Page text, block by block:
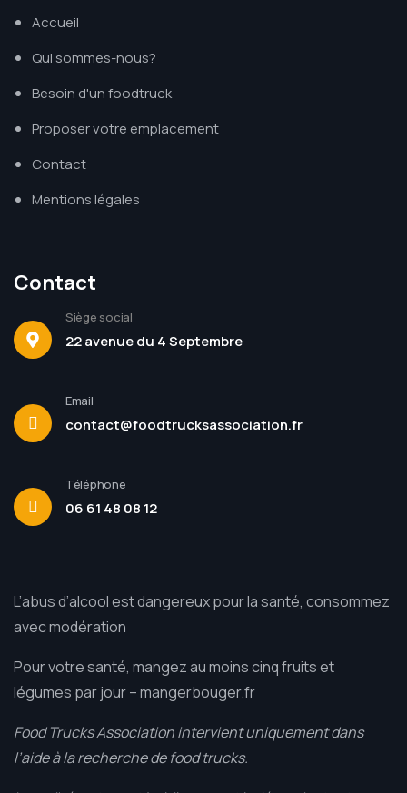
Accueil
Qui sommes-nous?
Besoin d'un foodtruck
Proposer votre emplacement
Contact
Mentions légales
Contact
Siège social
22 avenue du 4 Septembre
Email
contact@foodtrucksassociation.fr
Téléphone
06 61 48 08 12
L’abus d’alcool est dangereux pour la santé, consommez
avec modération
Pour votre santé, mangez au moins cinq fruits et
légumes par jour –mangerbouger.fr
Food Trucks Association intervient uniquement dans
l’aide à la recherche de food trucks.